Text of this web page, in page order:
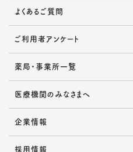
よくあるご質問
ご利用者アンケート
薬局・事業所一覧
医療機関のみなさまへ
企業情報
採用情報